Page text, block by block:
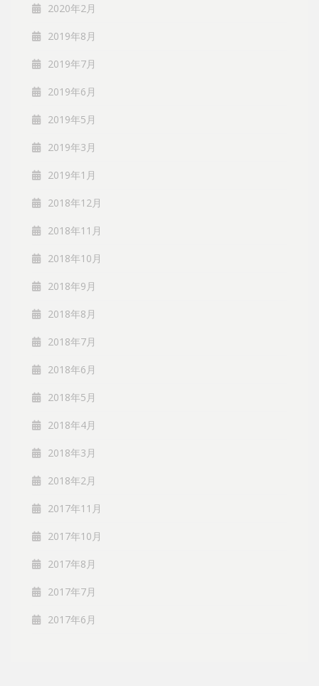
2020年2月
2019年8月
2019年7月
2019年6月
2019年5月
2019年3月
2019年1月
2018年12月
2018年11月
2018年10月
2018年9月
2018年8月
2018年7月
2018年6月
2018年5月
2018年4月
2018年3月
2018年2月
2017年11月
2017年10月
2017年8月
2017年7月
2017年6月